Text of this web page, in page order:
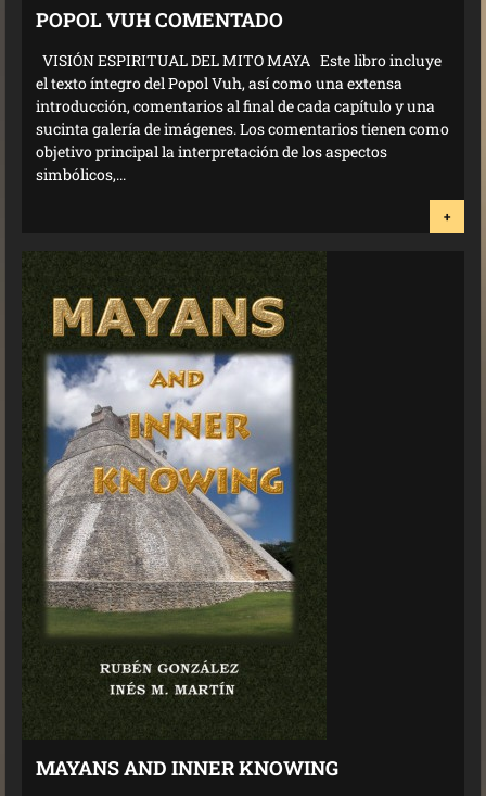
POPOL VUH COMENTADO
VISIÓN ESPIRITUAL DEL MITO MAYA Este libro incluye
el texto íntegro del Popol Vuh, así como una extensa
introducción, comentarios al final de cada capítulo y una
sucinta galería de imágenes. Los comentarios tienen como
objetivo principal la interpretación de los aspectos
simbólicos,...
+
MAYANS AND INNER KNOWING